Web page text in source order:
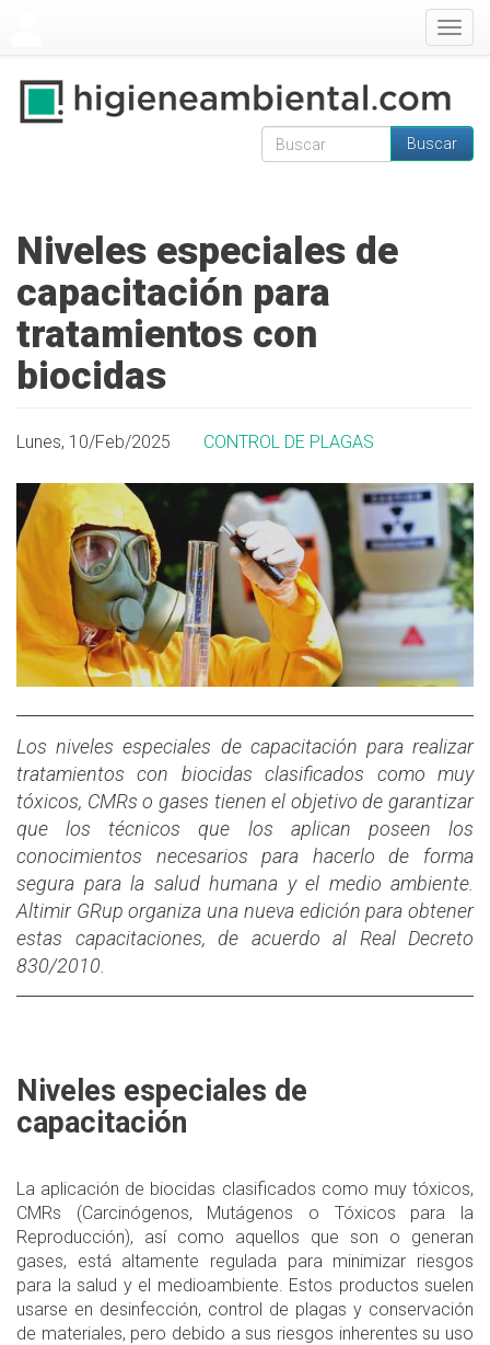
Formulario de
Buscar
Niveles especiales de
capacitación para
tratamientos con
biocidas
Lunes, 10/Feb/2025 CONTROL DE PLAGAS
Los niveles especiales de capacitación para realizar
tratamientos con biocidas clasificados como muy
tóxicos, CMRs o gases tienen el objetivo de garantizar
que los técnicos que los aplican poseen los
conocimientos necesarios para hacerlo de forma
segura para la salud humana y el medio ambiente.
Altimir GRup organiza una nueva edición para obtener
estas capacitaciones, de acuerdo al Real Decreto
830/2010.
Niveles especiales de
capacitación
La aplicación de biocidas clasificados como muy tóxicos,
CMRs (Carcinógenos, Mutágenos o Tóxicos para la
Reproducción), así como aquellos que son o generan
gases, está altamente regulada para minimizar riesgos
para la salud y el medioambiente. Estos productos suelen
usarse en desinfección, control de plagas y conservación
de materiales, pero debido a sus riesgos inherentes su uso